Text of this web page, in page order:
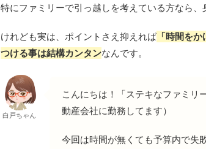
特にファミリーで引っ越しを考えている方なら、
けれども実は、ポイントさえ抑えれば 「時間を
つける事は結構カンタンなんです。
白戸ちゃん
こんにちは！「ステキなファミリ
動産会社に勤務してます）
今回は時間が無くても予算内で失